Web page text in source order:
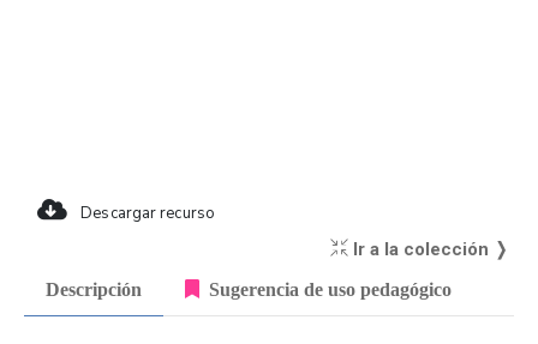
Descargar recurso
Ir a la colección ❭
Descripción Sugerencia de uso pedagógico